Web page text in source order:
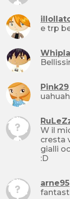
e trp
Pink29
W il
cresta
gialli
:D
arne95